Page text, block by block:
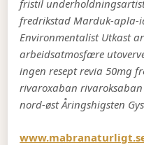
fristil
fredrikstad Marduk-apla-
Environmentalist Utkast
arbeidsatmosfære
ingen resept revia 50mg
rivaroxaban rivaroksaban
nord-øst Åringshigsten